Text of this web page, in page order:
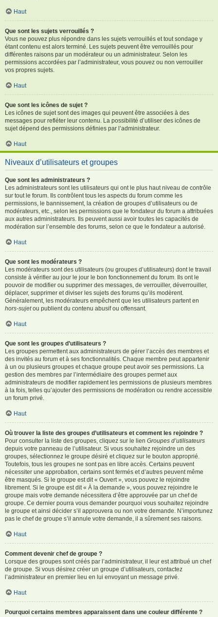
Haut
Que sont les sujets verrouillés ?
Vous ne pouvez plus répondre dans les sujets verrouillés et tout sondage y
étant contenu est alors terminé. Les sujets peuvent être verrouillés pour
différentes raisons par un modérateur ou un administrateur. Selon les
permissions accordées par l’administrateur, vous pouvez ou non verrouiller
vos propres sujets.
Haut
Que sont les icônes de sujet ?
Les icônes de sujet sont des images qui peuvent être associées à des
messages pour refléter leur contenu. La possibilité d’utiliser des icônes de
sujet dépend des permissions définies par l’administrateur.
Haut
Niveaux d’utilisateurs et groupes
Que sont les administrateurs ?
Les administrateurs sont les utilisateurs qui ont le plus haut niveau de contrôle
sur tout le forum. Ils contrôlent tous les aspects du forum comme les
permissions, le bannissement, la création de groupes d’utilisateurs ou de
modérateurs, etc., selon les permissions que le fondateur du forum a attribuées
aux autres administrateurs. Ils peuvent aussi avoir toutes les capacités de
modération sur l’ensemble des forums, selon ce que le fondateur a autorisé.
Haut
Que sont les modérateurs ?
Les modérateurs sont des utilisateurs (ou groupes d’utilisateurs) dont le travail
consiste à vérifier au jour le jour le bon fonctionnement du forum. Ils ont le
pouvoir de modifier ou supprimer des messages, de verrouiller, déverrouiller,
déplacer, supprimer et diviser les sujets des forums qu’ils modèrent.
Généralement, les modérateurs empêchent que les utilisateurs partent en
hors-sujetou publient du contenu abusif ou offensant.
Haut
Que sont les groupes d’utilisateurs ?
Les groupes permettent aux administrateurs de gérer l’accès des membres et
des invités au forum et à ses fonctionnalités. Chaque membre peut appartenir
à un ou plusieurs groupes et chaque groupe peut avoir ses permissions. La
gestion des membres par l’intermédiaire des groupes permet aux
administrateurs de modifier rapidement les permissions de plusieurs membres
à la fois, telles qu’ajouter des permissions de modération ou rendre accessible
un forum privé.
Haut
Où trouver la liste des groupes d’utilisateurs et comment les rejoindre ?
Pour consulter la liste des groupes, cliquez sur le lien Groupes d’utilisateurs
depuis votre panneau de l’utilisateur. Si vous souhaitez rejoindre un des
groupes, sélectionnez le groupe désiré et cliquez sur le bouton approprié.
Toutefois, tous les groupes ne sont pas en libre accès. Certains peuvent
nécessiter une approbation, certains sont fermés et d’autres peuvent même
être masqués. Si le groupe est dit « Ouvert », vous pouvez le rejoindre
librement. Si le groupe est dit « À la demande », vous pouvez rejoindre le
groupe mais votre demande nécessitera d’être approuvée par un chef de
groupe. Ce dernier pourra vous demander pourquoi vous souhaitez rejoindre
le groupe et ainsi décider s’il approuvera ou non votre demande. N’importunez
pas le chef de groupe s’il annule votre demande, il a sûrement ses raisons.
Haut
Comment devenir chef de groupe ?
Lorsque des groupes sont créés par l’administrateur, il leur est attribué un chef
de groupe. Si vous désirez créer un groupe d’utilisateurs, contactez
l’administrateur en premier lieu en lui envoyant un message privé.
Haut
Pourquoi certains membres apparaissent dans une couleur différente ?